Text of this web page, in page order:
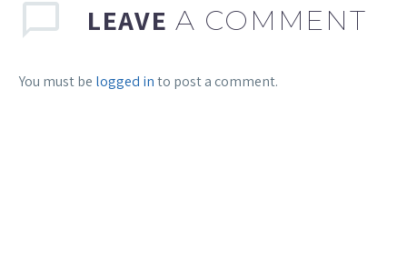
LEAVE A COMMENT
You must be logged into post a comment.